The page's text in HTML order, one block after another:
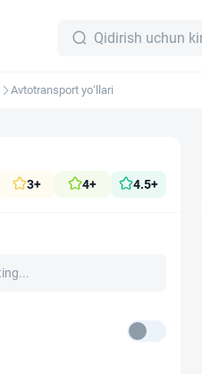
Avtotransport yo‘llari
3+ 4+ 4.5+